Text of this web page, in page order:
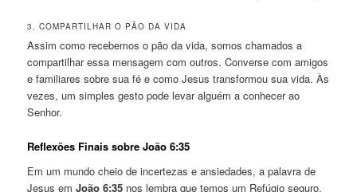
3. COMPARTILHAR O PÃO DA VIDA
Assim como recebemos o pão da vida, somos chamados a
compartilhar essa mensagem com outros. Converse com amigos
e familiares sobre sua fé e como Jesus transformou sua vida. Às
vezes, um simples gesto pode levar alguém a conhecer ao
Senhor.
Reflexões Finais sobre João 6:35
Em um mundo cheio de incertezas e ansiedades, a palavra de
Jesus emJoão 6:35 nos lembra que temos um Refúgio seguro.